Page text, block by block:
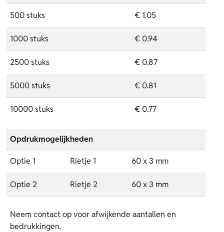
500 stuks € 1.05
1000 stuks € 0.94
2500 stuks € 0.87
5000 stuks € 0.81
10000 stuks € 0.77
Opdrukmogelijkheden
Optie 1 Rietje 1 60 x 3 mm
Optie 2 Rietje 2 60 x 3 mm
Neem contact op voor afwijkende aantallen en
bedrukkingen.